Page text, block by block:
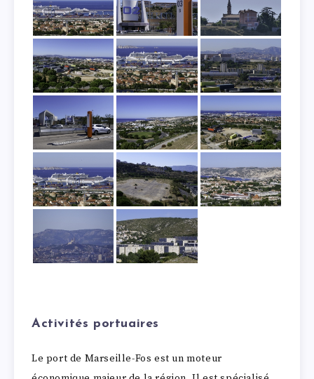
Activités portuaires
Le port de Marseille-Fos est un moteur